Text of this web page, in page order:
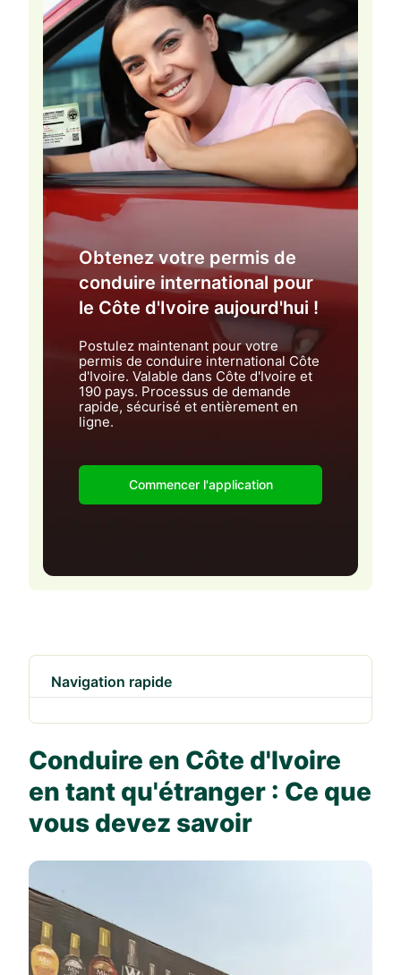
Obtenez votre permis de
conduire international pour
le Côte d'Ivoire aujourd'hui !
Postulez maintenant pour votre
permis de conduire international Côte
d'Ivoire. Valable dans Côte d'Ivoire et
190 pays. Processus de demande
rapide, sécurisé et entièrement en
ligne.
Commencer l'application
Navigation rapide
Conduire en Côte d'Ivoire
en tant qu'étranger : Ce que
vous devez savoir